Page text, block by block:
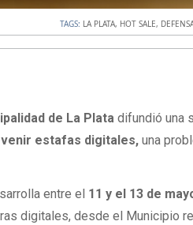
TAGS: LA PLATA, HOT SALE,
de La Plata difundió una
estafas digitales, una
entre el 11 y el 13 de
digitales, desde el Municipio